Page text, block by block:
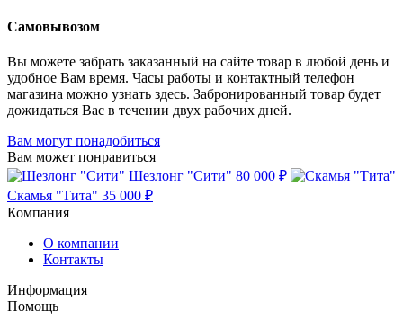
Самовывозом
Вы можете забрать заказанный на сайте товар в любой день и
удобное Вам время. Часы работы и контактный телефон
магазина можно узнать здесь. Забронированный товар будет
дожидаться Вас в течении двух рабочих дней.
Вам могут понадобиться
Вам может понравиться
Шезлонг "Сити" 80 000 ₽
Скамья "Тита" 35 000 ₽
Компания
О компании
Контакты
Информация
Помощь